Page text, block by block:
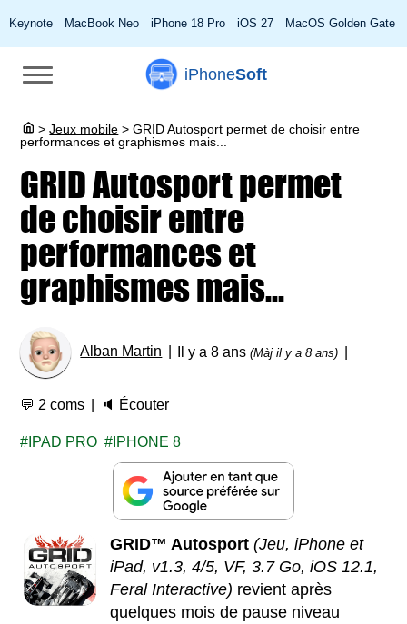
Keynote MacBook Neo iPhone 18 Pro iOS 27 MacOS Golden Gate
iPhoneSoft
> Jeux mobile > GRID Autosport permet de choisir entre
performances et graphismes mais...
GRID Autosport permet
de choisir entre
performances et
graphismes mais...
Alban Martin Il y a 8 ans(Màj il y a 8 ans)
💬 2 coms 🔈 Écouter
IPAD PRO IPHONE 8
GRID™ Autosport (Jeu, iPhone et
iPad, v1.3, 4/5, VF, 3.7 Go, iOS 12.1,
Feral Interactive) revient après
quelques mois de pause niveau